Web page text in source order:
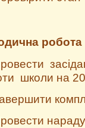
робота
школи на
нараду